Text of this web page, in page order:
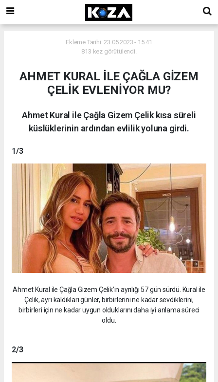
Ekleme Tarihi: 23.05.2023 - 15:41
813 kez görütülendi.
AHMET KURAL İLE ÇAĞLA GİZEM
ÇELİK EVLENİYOR MU?
Ahmet Kural ile Çağla Gizem Çelik kısa süreli
küslüklerinin ardından evlilik yoluna girdi.
1/3
Ahmet Kural ile Çağla Gizem Çelik’in ayrılığı 57 gün sürdü. Kural ile
Çelik, ayrı kaldıkları günler, birbirlerini ne kadar sevdiklerini,
birbirleri için ne kadar uygun olduklarını daha iyi anlama süreci
oldu.
2/3